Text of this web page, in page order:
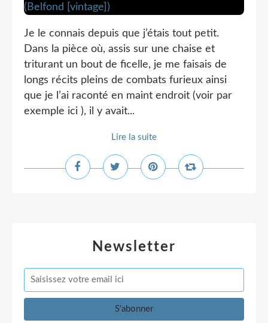
Je le connais depuis que j’étais tout petit.
Dans la pièce où, assis sur une chaise et
triturant un bout de ficelle, je me faisais de
longs récits pleins de combats furieux ainsi
que je l’ai raconté en maint endroit (voir par
exemple ici ), il y avait...
Lire la suite
Newsletter